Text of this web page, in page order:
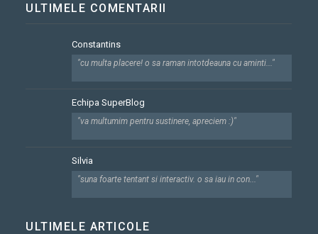
ULTIMELE COMENTARII
Constantins
"cu multa placere! o sa raman intotdeauna cu aminti..."
Echipa SuperBlog
"va multumim pentru sustinere, apreciem :)"
Silvia
"suna foarte tentant si interactiv. o sa iau in con..."
ULTIMELE ARTICOLE